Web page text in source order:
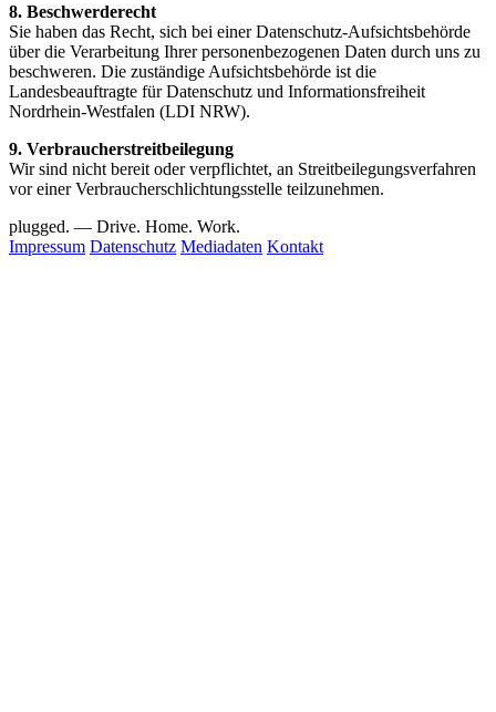
8. Beschwerderecht
Sie haben das Recht, sich bei einer Datenschutz-Aufsichtsbehörde
über die Verarbeitung Ihrer personenbezogenen Daten durch uns zu
beschweren. Die zuständige Aufsichtsbehörde ist die
Landesbeauftragte für Datenschutz und Informationsfreiheit
Nordrhein-Westfalen (LDI NRW).
9. Verbraucherstreitbeilegung
Wir sind nicht bereit oder verpflichtet, an Streitbeilegungsverfahren
vor einer Verbraucherschlichtungsstelle teilzunehmen.
plugged. — Drive. Home. Work.
Impressum Datenschutz Mediadaten Kontakt